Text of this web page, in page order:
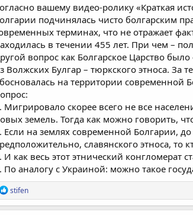
вашему видео-ролику «Краткая
подчинялась чисто болгарским
терминах, что не отражает
в течении 455 лет. При чем –
вопрос как Болгарское Царство
Волжских Булгар – тюркского этноса.
на территории современной
Мигрировало скорее всего не все
земель. Тогда как можно говорить,
Если на землях современной Болгарии,
славянского этноса, то
И как весь этот этнический конгломерат
По аналогу с Украиной: можно такое
Р
е
а
stifen